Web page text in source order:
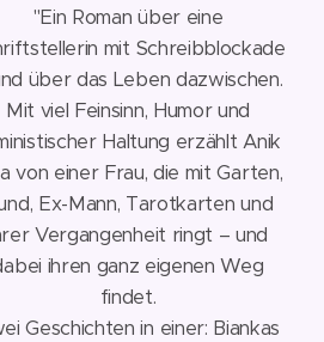
"Ein Roman über eine
mit Schreibblockade
über das Leben dazwischen.
Mit viel Feinsinn, Humor und
Haltung erzählt Anik
von einer Frau, die mit Garten,
Ex-Mann, Tarotkarten und
Vergangenheit ringt – und
ihren ganz eigenen Weg
findet.
Geschichten in einer: Biankas